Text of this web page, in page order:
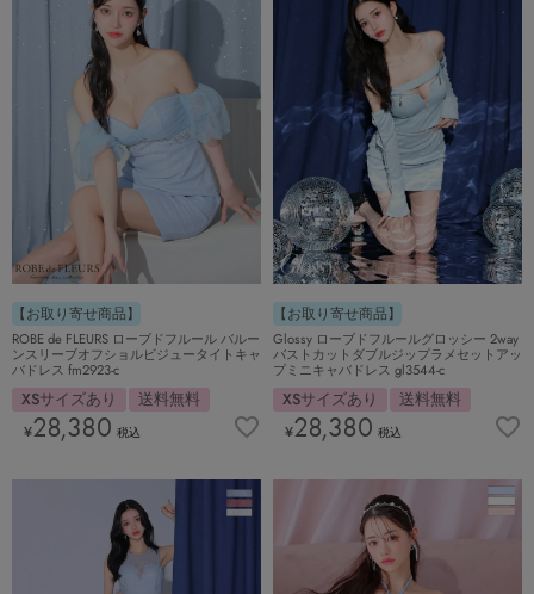
【お取り寄せ商品】
ROBE de FLEURS ローブドフルール バルー
ンスリーブオフショルビジュータイトキャ
バドレス fm2923-c
XSサイズあり 送料無料
¥28,380 税込
【お取り寄せ商品】
Glossy ローブドフルールグロッシー 2way
バストカットダブルジップラメセットアッ
プミニキャバドレス gl3544-c
XSサイズあり 送料無料
¥28,380 税込